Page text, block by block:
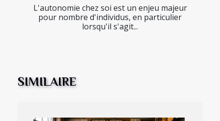
L'autonomie chez soi est un enjeu majeur
pour nombre d'individus, en particulier
lorsqu'il s'agit...
SIMILAIRE